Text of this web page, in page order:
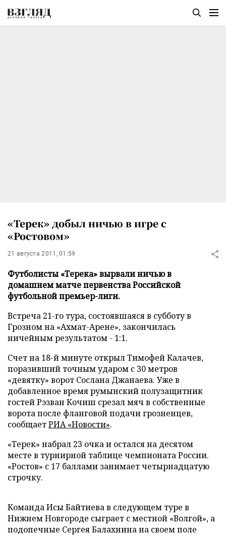
«Терек» добыл ничью в игре с
«Ростовом»
21 августа 2011, 01:59
Футболисты «Терека» вырвали ничью в
домашнем матче первенства Российской
футбольной премьер-лиги.
Встреча 21-го тура, состоявшаяся в субботу в
Грозном на «Ахмат-Арене», закончилась
ничейным результатом - 1:1.
Счет на 18-й минуте открыл Тимофей Калачев,
поразивший точным ударом с 30 метров
«девятку» ворот Сослана Джанаева. Уже в
добавленное время румынский полузащитник
гостей Рэзван Кочиш срезал мяч в собственные
ворота после фланговой подачи грозненцев,
сообщаетРИА «Новости».
«Терек» набрал 23 очка и остался на десятом
месте в турнирной таблице чемпионата России.
«Ростов» с 17 баллами занимает четырнадцатую
строчку.
Команда Исы Байтиева в следующем туре в
Нижнем Новгороде сыграет с местной «Волгой», а
подопечные Сергея Балахнина на своем поле